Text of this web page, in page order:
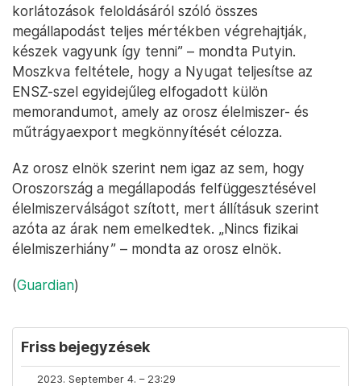
korlátozások feloldásáról szóló összes
megállapodást teljes mértékben végrehajtják,
készek vagyunk így tenni” – mondta Putyin.
Moszkva feltétele, hogy a Nyugat teljesítse az
ENSZ-szel egyidejűleg elfogadott külön
memorandumot, amely az orosz élelmiszer- és
műtrágyaexport megkönnyítését célozza.
Az orosz elnök szerint nem igaz az sem, hogy
Oroszország a megállapodás felfüggesztésével
élelmiszerválságot szított, mert állításuk szerint
azóta az árak nem emelkedtek. „Nincs fizikai
élelmiszerhiány” – mondta az orosz elnök.
(Guardian)
Friss bejegyzések
2023. September 4. – 23:29